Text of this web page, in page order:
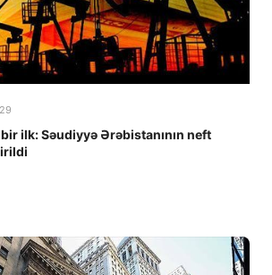
ilk: Səudiyyə Ərəbistanının neft